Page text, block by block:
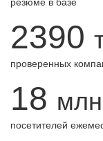
2390
проверенных
18 млн
посетителей